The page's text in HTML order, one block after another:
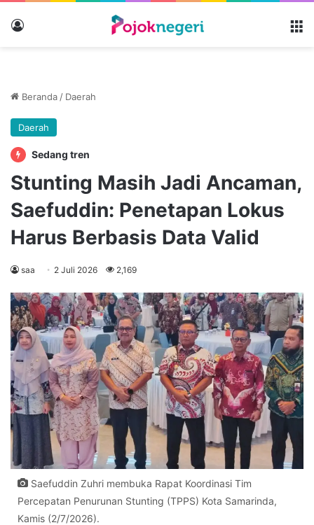
Beranda / Daerah
Daerah
Sedang tren
Stunting Masih Jadi Ancaman,
Saefuddin: Penetapan Lokus
Harus Berbasis Data Valid
saa 2 Juli 2026 2,169
Saefuddin Zuhri membuka Rapat Koordinasi Tim
Percepatan Penurunan Stunting (TPPS) Kota Samarinda,
Kamis (2/7/2026).